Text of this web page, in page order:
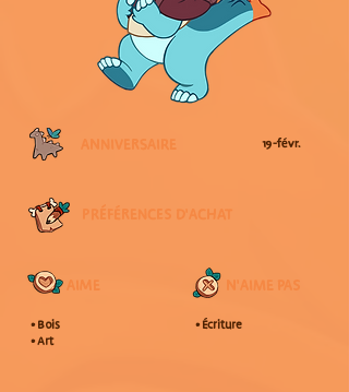
ANNIVERSAIRE 19-févr.
PRÉFÉRENCES D'ACHAT
AIME
• Bois
• Art
N'AIME PAS
• Écriture